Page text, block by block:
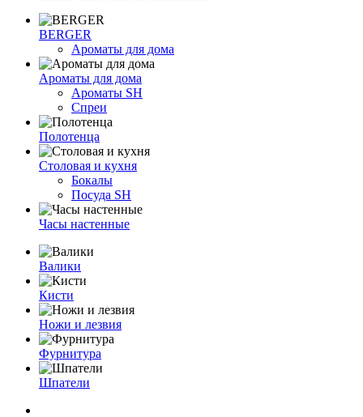
BERGER
Ароматы для дома
Ароматы для дома
Ароматы SH
Спреи
Полотенца
Столовая и кухня
Бокалы
Посуда SH
Часы настенные
Валики
Кисти
Ножи и лезвия
Фурнитура
Шпатели